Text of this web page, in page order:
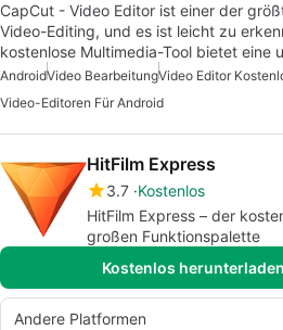
CapCut - Video Editor ist einer der
Video-Editing, und es ist leicht zu
kostenlose Multimedia-Tool bietet eine
AndroidVideo BearbeitungVideo Editor
Video-Editoren Für Android
HitFilm Express
3.7 Kostenlos
HitFilm Express – der
großen Funktionspalette
Kostenlos
Andere Platformen